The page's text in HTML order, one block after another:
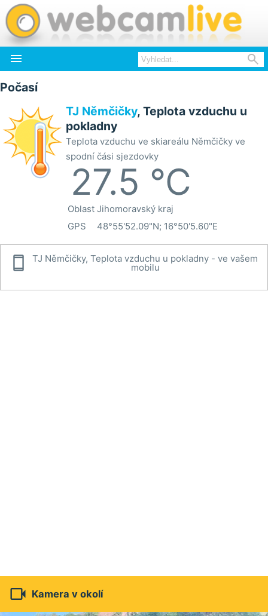
 
Počasí
TJ Němčičky, Teplota vzduchu u
pokladny
Teplota vzduchu ve skiareálu Němčičky ve
spodní čási sjezdovky
27.5 °C
Oblast Jihomoravský kraj
GPS
48°55'52.09"N; 16°50'5.60"E
 TJ Němčičky, Teplota vzduchu u pokladny - ve vašem
mobilu
 Kamera v okolí